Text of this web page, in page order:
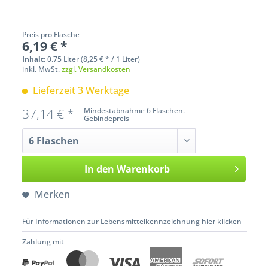
Preis pro Flasche
6,19 € *
Inhalt:0.75 Liter (8,25 € * / 1 Liter)
inkl. MwSt.zzgl. Versandkosten
Lieferzeit 3 Werktage
Mindestabnahme 6 Flaschen.
Gebindepreis
37,14 € *
In den Warenkorb
Merken
Für Informationen zur Lebensmittelkennzeichnung hier klicken
Zahlung mit